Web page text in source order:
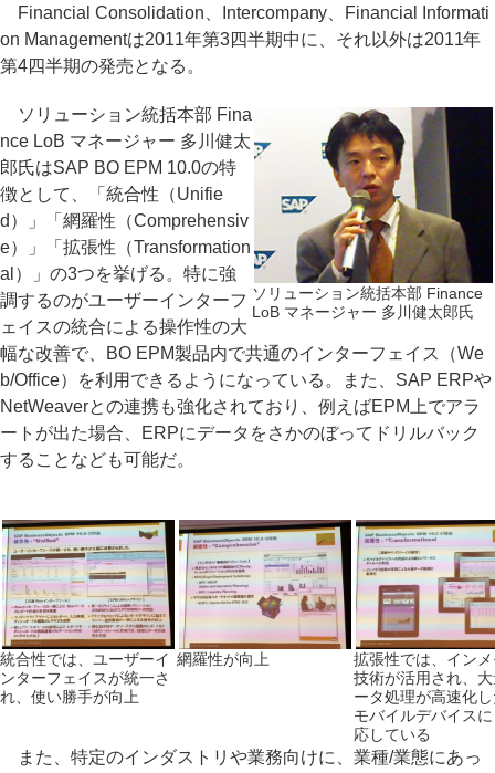
Financial Consolidation、Intercompany、Financial Informati
on Managementは2011年第3四半期中に、それ以外は2011年
第4四半期の発売となる。
ソリューション統括本部 Finance
LoB マネージャー 多川健太郎氏
ソリューション統括本部 Fina
nce LoB マネージャー 多川健太
郎氏はSAP BO EPM 10.0の特
徴として、「統合性（Unifie
d）」「網羅性（Comprehensiv
e）」「拡張性（Transformation
al）」の3つを挙げる。特に強
調するのがユーザーインターフ
ェイスの統合による操作性の大
幅な改善で、BO EPM製品内で共通のインターフェイス（We
b/Office）を利用できるようになっている。また、SAP ERPや
NetWeaverとの連携も強化されており、例えばEPM上でアラ
ートが出た場合、ERPにデータをさかのぼってドリルバック
することなども可能だ。
統合性では、ユーザーイ
ンターフェイスが統一さ
れ、使い勝手が向上
網羅性が向上
拡張性では、イン
技術が活用され、
ータ処理が高速化
モバイルデバイス
応している
また、特定のインダストリや業務向けに、業種/業態にあっ